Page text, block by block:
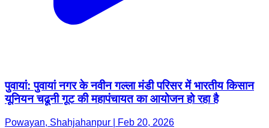
पुवायां: पुवायां नगर के नवीन गल्ला मंडी परिसर में भारतीय किसान
यूनियन चढूनी गूट की महापंचायत का आयोजन हो रहा है
Powayan, Shahjahanpur | Feb 20, 2026